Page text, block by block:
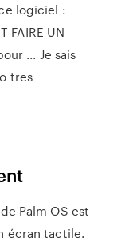
logiciel :
FAIRE UN
... Je sais
tres
Palm OS est
écran tactile.